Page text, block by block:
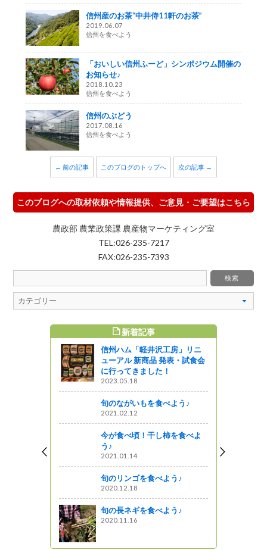
信州産のお茶“中井侍11軒のお茶”
2019.06.07
信州を食べよう
「おいしい信州ふーど」シンポジウム開催の
お知らせ♪
2018.10.23
信州を食べよう
信州のぶどう
2017.08.16
信州を食べよう
← 前の記事 このブログのトップへ 次の記事 →
このブログへの取材依頼や情報提供、ご意見・ご要望はこちら
農政部 農業政策課 農産物マーケティング室
TEL:026-235-7217
FAX:026-235-7393
新着記事
信州ハム「軽井沢工房」リニ
ューアル 新商品 発表・試食会
に行ってきました！
2023.05.18
旬のながいもを食べよう♪
2021.02.12
今が食べ頃！干し柿を食べよ
う♪
2021.01.14
旬のリンゴを食べよう♪
2020.12.18
旬の長ネギを食べよう♪
2020.11.16